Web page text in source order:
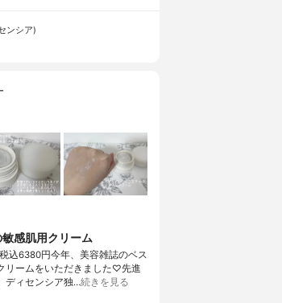
ンシア)
感肌用クリーム
込6380円今年、美容雑誌のベス
リームをいただきました♡先進
ディセンシア独…続きを見る